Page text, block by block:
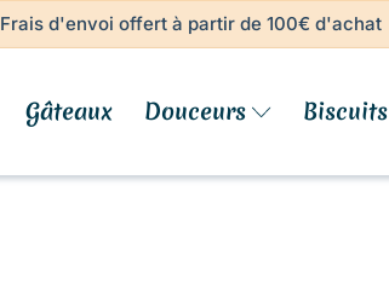
Frais d'envoi offert à partir de 100€ d'achat
Gâteaux Douceurs Biscuits